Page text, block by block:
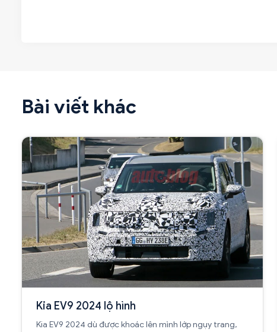
Bài viết khác
Kia EV9 2024 lộ hình
Kia EV9 2024 dù được khoác lên mình lớp ngụy trang,